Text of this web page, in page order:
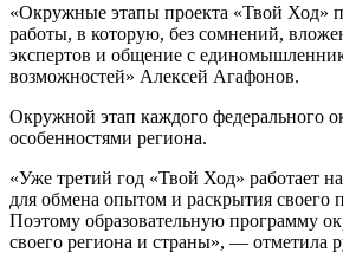
«Окружные этапы проекта «Твой Ход»
работы, в которую, без сомнений,
экспертов и общение с
возможностей» Алексей Агафонов.
Окружной этап каждого федерального
особенностями региона.
«Уже третий год «Твой Ход» работает
для обмена опытом и раскрытия своего
Поэтому образовательную программу
своего региона и страны», — отметила